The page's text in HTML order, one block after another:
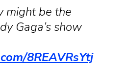
might be the
Gaga’s show
8REAVRsYtj